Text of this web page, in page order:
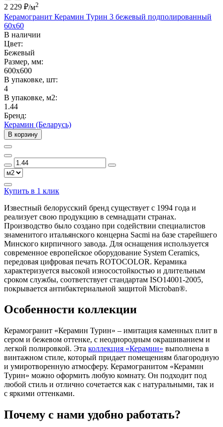
2 229 ₽/м2
Керамогранит Керамин Турин 3 бежевый подполированный
60х60
В наличии
Цвет:
Бежевый
Размер, мм:
600x600
В упаковке, шт:
4
В упаковке, м2:
1.44
Бренд:
Керамин (Беларусь)
В корзину
Купить в 1 клик
Известный белорусский бренд существует с 1994 года и
реализует свою продукцию в семнадцати странах.
Производство было создано при содействии специалистов
знаменитого итальянского концерна Sacmi на базе старейшего
Минского кирпичного завода. Для оснащения используется
современное европейское оборудование System Ceramics,
передовая цифровая печать ROTOCOLOR. Керамика
характеризуется высокой износостойкостью и длительным
сроком службы, соответствует стандартам ISO14001-2005,
покрывается антибактериальной защитой Microban®.
Особенности коллекции
Керамогранит «Керамин Турин» – имитация каменных плит в
сером и бежевом оттенке, с неоднородным окрашиванием и
легкой полировкой. Эта коллекция «Керамин» выполнена в
винтажном стиле, который придает помещениям благородную
и умиротворенную атмосферу. Керамогранитом «Керамин
Турин» можно оформить любую комнату. Он подходит под
любой стиль и отлично сочетается как с натуральными, так и
с яркими оттенками.
Почему с нами удобно работать?